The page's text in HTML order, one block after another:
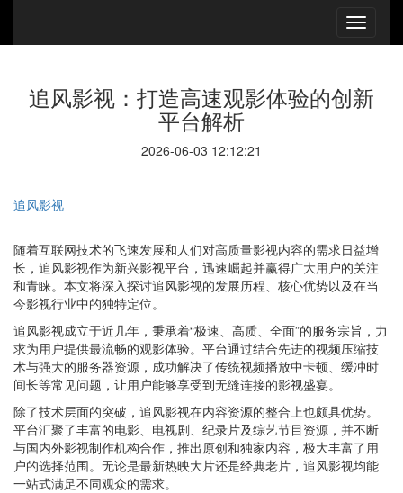
追风影视：打造高速观影体验的创新
平台解析
2026-06-03 12:12:21
追风影视
随着互联网技术的飞速发展和人们对高质量影视内容的需求日益增
长，追风影视作为新兴影视平台，迅速崛起并赢得广大用户的关注
和青睐。本文将深入探讨追风影视的发展历程、核心优势以及在当
今影视行业中的独特定位。
追风影视成立于近几年，秉承着“极速、高质、全面”的服务宗旨，力
求为用户提供最流畅的观影体验。平台通过结合先进的视频压缩技
术与强大的服务器资源，成功解决了传统视频播放中卡顿、缓冲时
间长等常见问题，让用户能够享受到无缝连接的影视盛宴。
除了技术层面的突破，追风影视在内容资源的整合上也颇具优势。
平台汇聚了丰富的电影、电视剧、纪录片及综艺节目资源，并不断
与国内外影视制作机构合作，推出原创和独家内容，极大丰富了用
户的选择范围。无论是最新热映大片还是经典老片，追风影视均能
一站式满足不同观众的需求。